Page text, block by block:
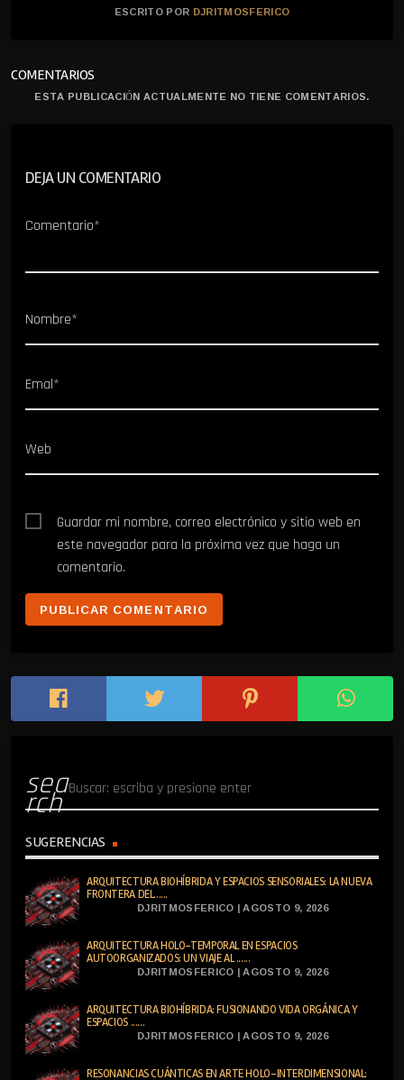
ESCRITO POR DJRITMOSFERICO
COMENTARIOS
ESTA PUBLICACIÓN ACTUALMENTE NO TIENE COMENTARIOS.
DEJA UN COMENTARIO
Comentario*
Nombre*
Emal*
Web
Guardar mi nombre, correo electrónico y sitio web en
este navegador para la próxima vez que haga un
comentario.
sea
rch
SUGERENCIAS
ARQUITECTURA BIOHÍBRIDA Y ESPACIOS SENSORIALES: LA NUEVA
FRONTERA DEL......
DJRITMOSFERICO | AGOSTO 9, 2026
ARQUITECTURA HOLO-TEMPORAL EN ESPACIOS
AUTOORGANIZADOS: UN VIAJE AL ......
DJRITMOSFERICO | AGOSTO 9, 2026
ARQUITECTURA BIOHÍBRIDA: FUSIONANDO VIDA ORGÁNICA Y
ESPACIOS ......
DJRITMOSFERICO | AGOSTO 9, 2026
RESONANCIAS CUÁNTICAS EN ARTE HOLO-INTERDIMENSIONAL: